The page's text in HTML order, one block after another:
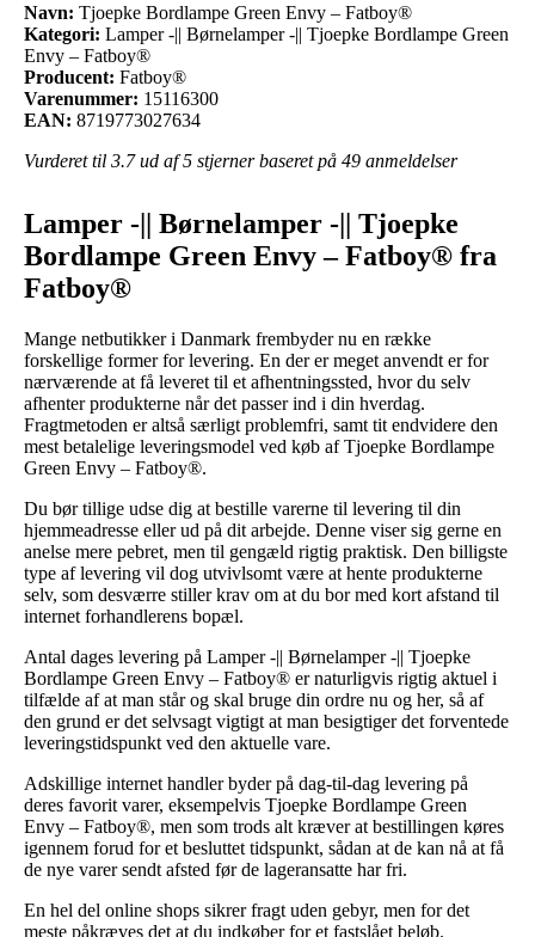
Navn: Tjoepke Bordlampe Green Envy – Fatboy®
Kategori: Lamper -|| Børnelamper -|| Tjoepke Bordlampe Green
Envy – Fatboy®
Producent: Fatboy®
Varenummer: 15116300
EAN: 8719773027634
Vurderet til 3.7ud af 5 stjerner baseret på 49 anmeldelser
Lamper -|| Børnelamper -|| Tjoepke
Bordlampe Green Envy – Fatboy® fra
Fatboy®
Mange netbutikker i Danmark frembyder nu en række
forskellige former for levering. En der er meget anvendt er for
nærværende at få leveret til et afhentningssted, hvor du selv
afhenter produkterne når det passer ind i din hverdag.
Fragtmetoden er altså særligt problemfri, samt tit endvidere den
mest betalelige leveringsmodel ved køb af Tjoepke Bordlampe
Green Envy – Fatboy®.
Du bør tillige udse dig at bestille varerne til levering til din
hjemmeadresse eller ud på dit arbejde. Denne viser sig gerne en
anelse mere pebret, men til gengæld rigtig praktisk. Den billigste
type af levering vil dog utvivlsomt være at hente produkterne
selv, som desværre stiller krav om at du bor med kort afstand til
internet forhandlerens bopæl.
Antal dages levering på Lamper -|| Børnelamper -|| Tjoepke
Bordlampe Green Envy – Fatboy® er naturligvis rigtig aktuel i
tilfælde af at man står og skal bruge din ordre nu og her, så af
den grund er det selvsagt vigtigt at man besigtiger det forventede
leveringstidspunkt ved den aktuelle vare.
Adskillige internet handler byder på dag-til-dag levering på
deres favorit varer, eksempelvis Tjoepke Bordlampe Green
Envy – Fatboy®, men som trods alt kræver at bestillingen køres
igennem forud for et besluttet tidspunkt, sådan at de kan nå at få
de nye varer sendt afsted før de lageransatte har fri.
En hel del online shops sikrer fragt uden gebyr, men for det
meste påkræves det at du indkøber for et fastslået beløb.